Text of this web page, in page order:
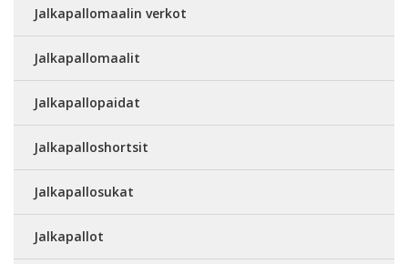
Jalkapallomaalin verkot
Jalkapallomaalit
Jalkapallopaidat
Jalkapalloshortsit
Jalkapallosukat
Jalkapallot